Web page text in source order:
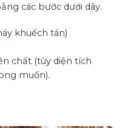
các bước dưới dây.
khuếch tán)
chất (tùy diện tích
muốn).